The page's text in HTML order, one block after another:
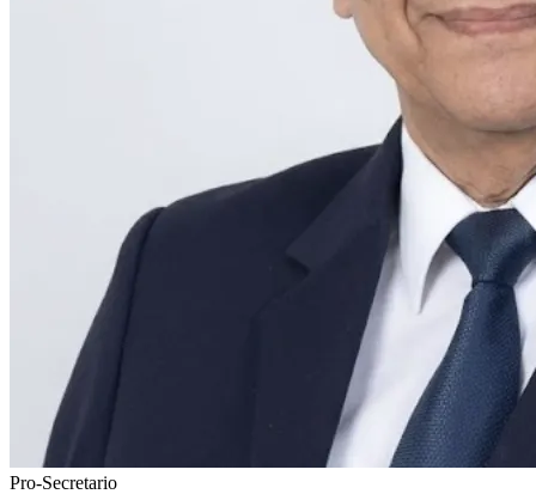
Pro-Secretario